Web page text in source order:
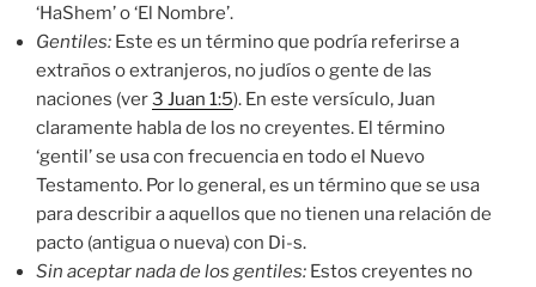
‘HaShem’ o ‘El Nombre’.
Gentiles: Este es un término que podría referirse a
extraños o extranjeros, no judíos o gente de las
naciones (ver3 Juan 1:5). En este versículo, Juan
claramente habla de los no creyentes. El término
‘gentil’ se usa con frecuencia en todo el Nuevo
Testamento. Por lo general, es un término que se usa
para describir a aquellos que no tienen una relación de
pacto (antigua o nueva) con Di-s.
Sin aceptar nada de los gentiles: Estos creyentes no